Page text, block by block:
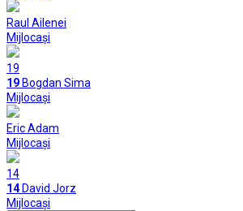
Raul Ailenei
Mijlocași
19
19 Bogdan Sima
Mijlocași
Eric Adam
Mijlocași
14
14David Jorz
Mijlocași